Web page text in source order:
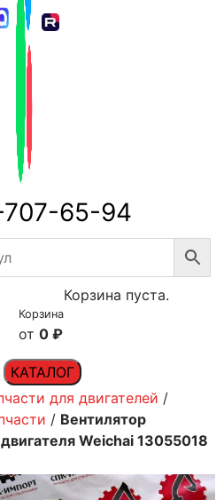
65-94
Корзина
0 ₽
Корзина пуста.
КАТАЛОГ
для двигателей /
/ Вентилятор
Weichai 13055018